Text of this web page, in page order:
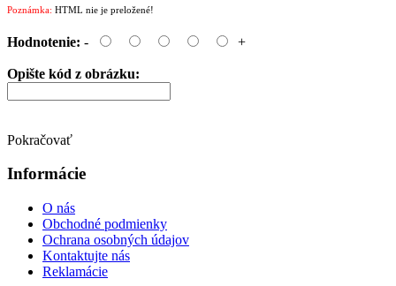
Poznámka: HTML nie je preložené!
Hodnotenie: - +
Opište kód z obrázku:
Pokračovať
Informácie
O nás
Obchodné podmienky
Ochrana osobných údajov
Kontaktujte nás
Reklamácie